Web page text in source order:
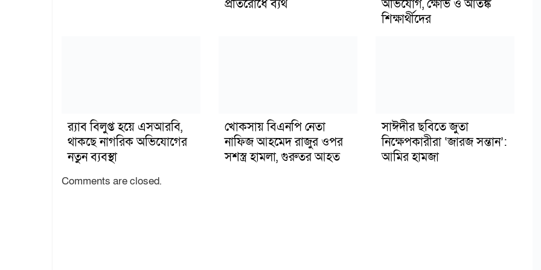
প্রতিরোধে ব্যর্থ
অভিযোগ, ক্ষোভ ও আতঙ্ক
শিক্ষার্থীদের
র‍্যাব বিলুপ্ত হয়ে এসআরবি,
থাকছে নাগরিক অভিযোগের
নতুন ব্যবস্থা
খোকসায় বিএনপি নেতা
নাফিজ আহমেদ রাজুর ওপর
সশস্ত্র হামলা, গুরুতর আহত
সাঈদীর ছবিতে জুতা
নিক্ষেপকারীরা ‘জারজ সন্তান’:
আমির হামজা
Comments are closed.